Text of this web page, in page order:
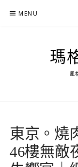
MENU
瑪
風
東京。燒
46樓無敵